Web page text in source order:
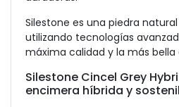
Silestone es una piedra
utilizando tecnologías
máxima calidad y la más bella
Silestone Cincel Grey
encimera híbrida y